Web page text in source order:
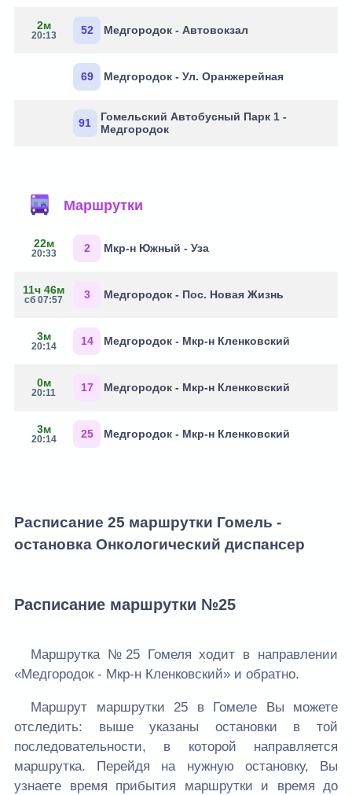
2м
20:13 52 Медгородок - Автовокзал
69 Медгородок - Ул. Оранжерейная
91
Гомельский Автобусный Парк 1 -
Медгородок
Маршрутки
22м
20:33 2 Мкр-н Южный - Уза
11ч 46м
сб 07:57 3 Медгородок - Пос. Новая Жизнь
3м
20:14 14 Медгородок - Мкр-н Кленковский
0м
20:11 17 Медгородок - Мкр-н Кленковский
3м
20:14 25 Медгородок - Мкр-н Кленковский
Расписание 25 маршрутки Гомель -
остановка Онкологический диспансер
Расписание маршрутки №25
Маршрутка №25 Гомеля ходит в направлении
«Медгородок - Мкр-н Кленковский» и обратно.
Маршрут маршрутки 25 в Гомеле Вы можете
отследить: выше указаны остановки в той
последовательности, в которой направляется
маршрутка. Перейдя на нужную остановку, Вы
узнаете время прибытия маршрутки и время до